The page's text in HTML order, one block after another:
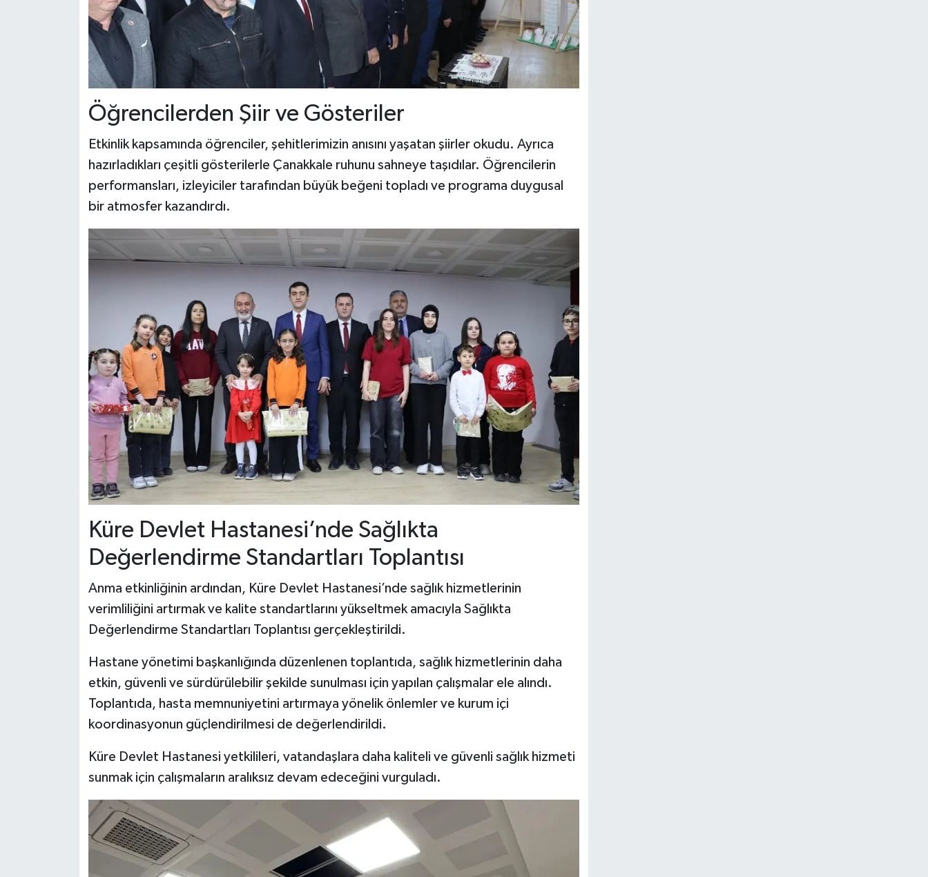
Öğrencilerden Şiir ve Gösteriler
Etkinlik kapsamında öğrenciler, şehitlerimizin anısını yaşatan şiirler okudu. Ayrıca
hazırladıkları çeşitli gösterilerle Çanakkale ruhunu sahneye taşıdılar. Öğrencilerin
performansları, izleyiciler tarafından büyük beğeni topladı ve programa duygusal
bir atmosfer kazandırdı.
Küre Devlet Hastanesi’nde Sağlıkta
Değerlendirme Standartları Toplantısı
Anma etkinliğinin ardından, Küre Devlet Hastanesi’nde sağlık hizmetlerinin
verimliliğini artırmak ve kalite standartlarını yükseltmek amacıyla Sağlıkta
Değerlendirme Standartları Toplantısı gerçekleştirildi.
Hastane yönetimi başkanlığında düzenlenen toplantıda, sağlık hizmetlerinin daha
etkin, güvenli ve sürdürülebilir şekilde sunulması için yapılan çalışmalar ele alındı.
Toplantıda, hasta memnuniyetini artırmaya yönelik önlemler ve kurum içi
koordinasyonun güçlendirilmesi de değerlendirildi.
Küre Devlet Hastanesi yetkilileri, vatandaşlara daha kaliteli ve güvenli sağlık hizmeti
sunmak için çalışmaların aralıksız devam edeceğini vurguladı.